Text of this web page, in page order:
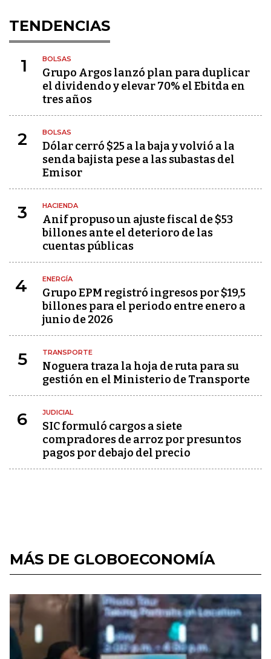
TENDENCIAS
1 BOLSAS
Grupo Argos lanzó plan para duplicar
el dividendo y elevar 70% el Ebitda en
tres años
2 BOLSAS
Dólar cerró $25 a la baja y volvió a la
senda bajista pese a las subastas del
Emisor
3 HACIENDA
Anif propuso un ajuste fiscal de $53
billones ante el deterioro de las
cuentas públicas
4 ENERGÍA
Grupo EPM registró ingresos por $19,5
billones para el periodo entre enero a
junio de 2026
5 TRANSPORTE
Noguera traza la hoja de ruta para su
gestión en el Ministerio de Transporte
6 JUDICIAL
SIC formuló cargos a siete
compradores de arroz por presuntos
pagos por debajo del precio
MÁS DE GLOBOECONOMÍA